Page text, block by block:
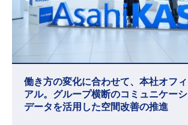
働き方の変化に合わせて、本社オフ
アル。グループ横断のコミュニケー
データを活用した空間改善の推進